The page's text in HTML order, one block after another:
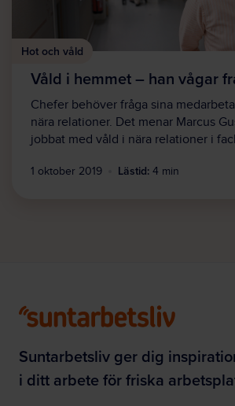
Hot och våld
Våld i hemmet – han vågar
Chefer behöver fråga sina
nära relationer. Det menar Marcus
jobbat med våld i nära relationer i
1 oktober 2019 Lästid: 4 min
Suntarbetsliv ger dig
i ditt arbete för friska